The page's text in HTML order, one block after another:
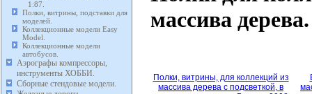
1:87.
Полки, витрины, подставки для
моделей.
Коллекционные модели Easy
Model.
Коллекционные модели
автобусов.
Аэрографы компрессоры,
инструменты ХОББИ.
Сборные стендовые модели.
массива дерева.
Полки, витрины, для коллекций из
массива дерева с подсветкой, в